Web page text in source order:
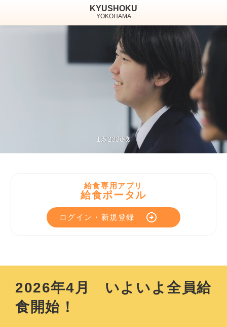
KYUSHOKU
YOKOHAMA
給食専用アプリ
給食ポータル
ログイン・新規登録
2026年4月 いよいよ全員給
食開始！